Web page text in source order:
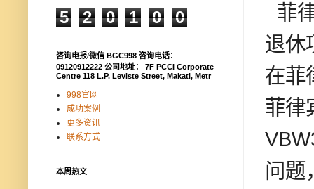
菲
退休
在菲
菲律
问题
5 2 0 1 0 0
咨询电报/微信 BGC998 咨询电话：
09120912222 公司地址： 7F PCCI Corporate
Centre 118 L.P. Leviste Street, Makati, Metr
998官网
成功案例
更多资讯
联系方式
本周热文